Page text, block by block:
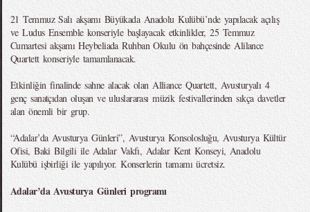
21 Temmuz Salı akşamı Büyükada Anadolu Kulübü’nde yapılacak açılış
ve Ludus Ensemble konseriyle başlayacak etkinlikler, 25 Temmuz
Cumartesi akşamı Heybeliada Ruhban Okulu ön bahçesinde Alilance
Quartett konseriyle tamamlanacak.
Etkinliğin finalinde sahne alacak olan Alliance Quartett, Avusturyalı 4
genç sanatçıdan oluşan ve uluslararası müzik festivallerinden sıkça davetler
alan önemli bir grup.
“Adalar’da Avusturya Günleri”, Avusturya Konsolosluğu, Avusturya Kültür
Ofisi, Baki Bilgili ile Adalar Vakfı, Adalar Kent Konseyi, Anadolu
Kulübü işbirliği ile yapılıyor. Konserlerin tamamı ücretsiz.
Adalar’da Avusturya Günleri programı